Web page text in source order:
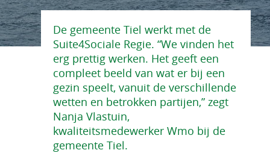
De gemeente Tiel werkt met de
Suite4Sociale Regie. “We vinden het
erg prettig werken. Het geeft een
compleet beeld van wat er bij een
gezin speelt, vanuit de verschillende
wetten en betrokken partijen,” zegt
Nanja Vlastuin,
kwaliteitsmedewerker Wmo bij de
gemeente Tiel.